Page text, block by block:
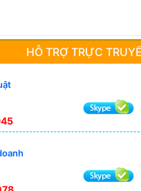
HỖ TRỢ TRỰC